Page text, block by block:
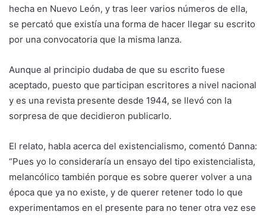
hecha en Nuevo León, y tras leer varios números de ella,
se percató que existía una forma de hacer llegar su escrito
por una convocatoria que la misma lanza.
Aunque al principio dudaba de que su escrito fuese
aceptado, puesto que participan escritores a nivel nacional
y es una revista presente desde 1944, se llevó con la
sorpresa de que decidieron publicarlo.
El relato, habla acerca del existencialismo, comentó Danna:
“Pues yo lo consideraría un ensayo del tipo existencialista,
melancólico también porque es sobre querer volver a una
época que ya no existe, y de querer retener todo lo que
experimentamos en el presente para no tener otra vez ese